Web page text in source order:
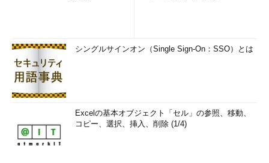
シングルサインオン（Single Sign-On：SSO）とは
Excelの基本オブジェクト「セル」の参照、移動、
コピー、選択、挿入、削除 (1/4)